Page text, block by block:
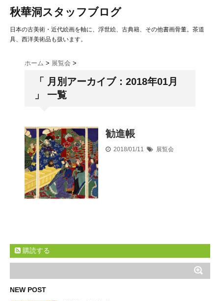
秋華洞スタッフブログ
日本の古美術・近代絵画を軸に、浮世絵、古典籍、その他書画骨董。茶道
具、西洋美術品も扱います。
ホーム > 展覧会 >
「 月別アーカイブ：2018年01月
」 一覧
勧進帳
2018/01/11 展覧会
購読する
NEW POST